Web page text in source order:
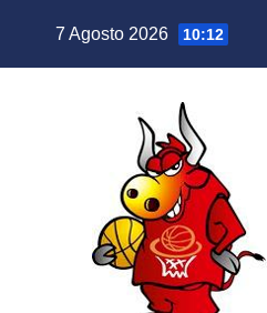
7 Agosto 2026 10:12